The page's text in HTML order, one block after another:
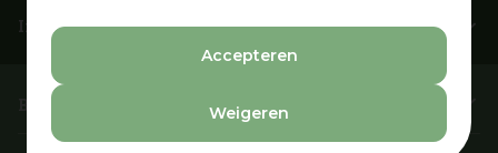
Accepteren
Weigeren
Info & openingstijden